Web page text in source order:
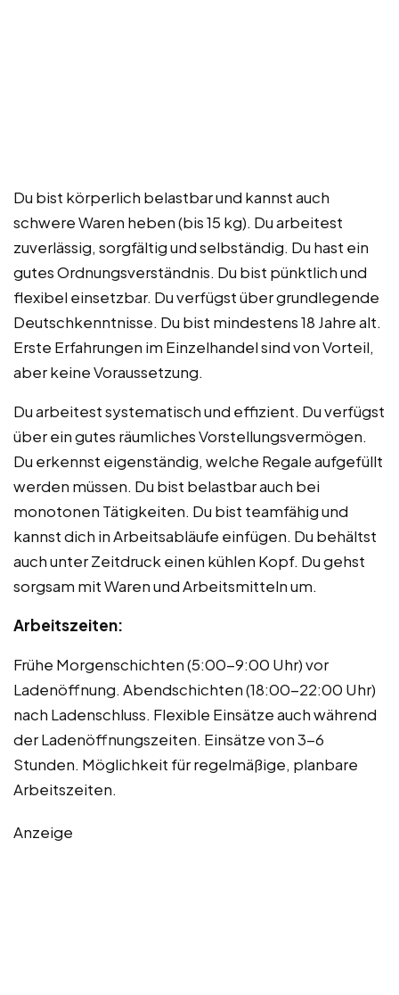
Du bist körperlich belastbar und kannst auch
schwere Waren heben (bis 15 kg). Du arbeitest
zuverlässig, sorgfältig und selbständig. Du hast ein
gutes Ordnungsverständnis. Du bist pünktlich und
flexibel einsetzbar. Du verfügst über grundlegende
Deutschkenntnisse. Du bist mindestens 18 Jahre alt.
Erste Erfahrungen im Einzelhandel sind von Vorteil,
aber keine Voraussetzung.
Du arbeitest systematisch und effizient. Du verfügst
über ein gutes räumliches Vorstellungsvermögen.
Du erkennst eigenständig, welche Regale aufgefüllt
werden müssen. Du bist belastbar auch bei
monotonen Tätigkeiten. Du bist teamfähig und
kannst dich in Arbeitsabläufe einfügen. Du behältst
auch unter Zeitdruck einen kühlen Kopf. Du gehst
sorgsam mit Waren und Arbeitsmitteln um.
Arbeitszeiten:
Frühe Morgenschichten (5:00-9:00 Uhr) vor
Ladenöffnung. Abendschichten (18:00-22:00 Uhr)
nach Ladenschluss. Flexible Einsätze auch während
der Ladenöffnungszeiten. Einsätze von 3-6
Stunden. Möglichkeit für regelmäßige, planbare
Arbeitszeiten.
Anzeige